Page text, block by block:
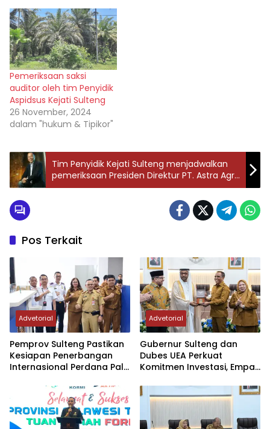
Pemeriksaan saksi
auditor oleh tim Penyidik
Aspidsus Kejati Sulteng
26 November, 2024
dalam "hukum & Tipikor"
Tim Penyidik Kejati Sulteng menjadwalkan
pemeriksaan Presiden Direktur PT. Astra Agro
Lestari
Pos Terkait
Advetorial
Pemprov Sulteng Pastikan
Kesiapan Penerbangan
Internasional Perdana Palu
Advetorial
Gubernur Sulteng dan
Dubes UEA Perkuat
Komitmen Investasi, Empat